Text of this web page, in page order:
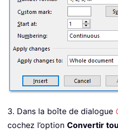
3. Dans la boîte de dialogue
cochez l’option Convertir